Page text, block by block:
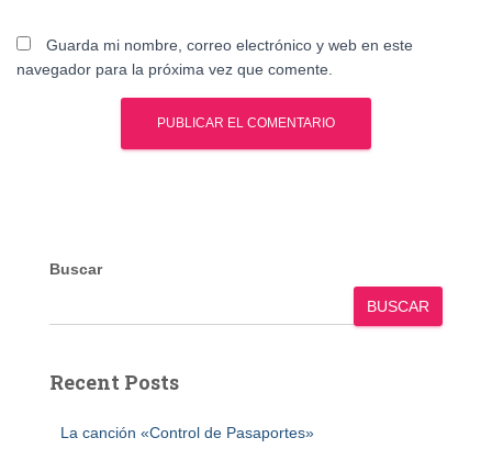
Guarda mi nombre, correo electrónico y web en este
navegador para la próxima vez que comente.
Buscar
BUSCAR
Recent Posts
La canción «Control de Pasaportes»